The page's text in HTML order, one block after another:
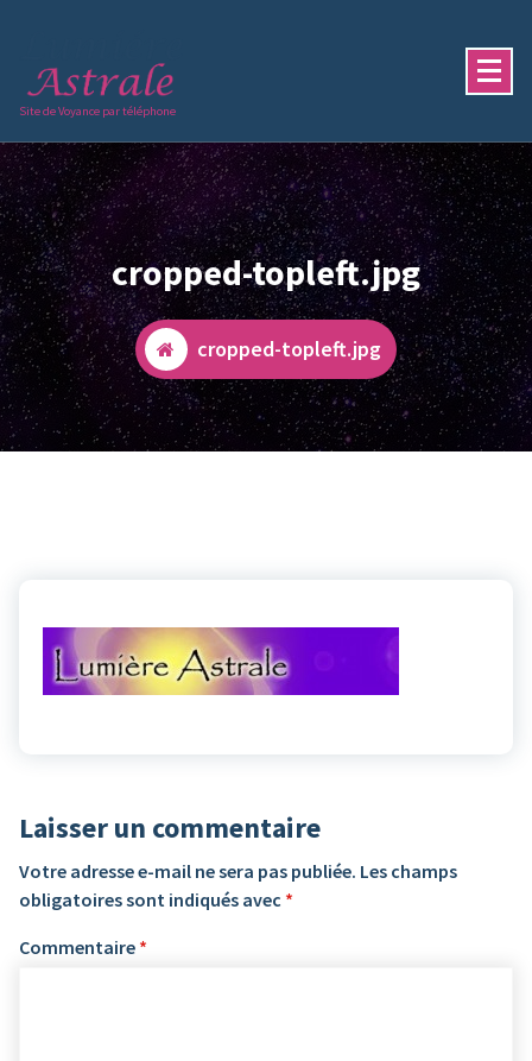
contenu
Site de Voyance par téléphone
cropped-topleft.jpg
cropped-topleft.jpg
Laisser un commentaire
Votre adresse e-mail ne sera pas publiée. Les champs
obligatoires sont indiqués avec *
Commentaire *